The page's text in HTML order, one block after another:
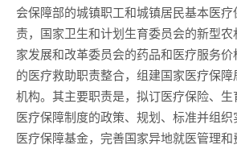
会保障部的城镇职工和城镇居民基本医
责，国家卫生和计划生育委员会的新型
家发展和改革委员会的药品和医疗服务
的医疗救助职责整合，组建国家医疗保
机构。其主要职责是，拟订医疗保险、
医疗保障制度的政策、规划、标准并组
医疗保障基金，完善国家异地就医管理